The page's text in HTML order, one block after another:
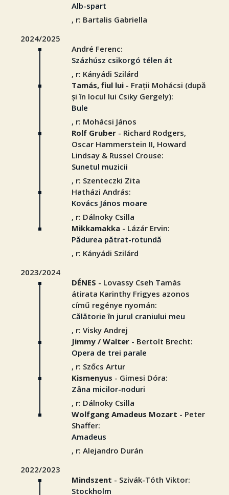
Alb-spart
, r: Bartalis Gabriella
2024/2025
André Ferenc:
Százhúsz csikorgó télen át
, r: Kányádi Szilárd
Tamás, fiul lui - Frații Mohácsi (după
și în locul lui Csiky Gergely):
Bule
, r: Mohácsi János
Rolf Gruber - Richard Rodgers,
Oscar Hammerstein II, Howard
Lindsay & Russel Crouse:
Sunetul muzicii
, r: Szenteczki Zita
Hatházi András:
Kovács János moare
, r: Dálnoky Csilla
Mikkamakka - Lázár Ervin:
Pădurea pătrat-rotundă
, r: Kányádi Szilárd
2023/2024
DÉNES - Lovassy Cseh Tamás
átirata Karinthy Frigyes azonos
című regénye nyomán:
Călătorie în jurul craniului meu
, r: Visky Andrej
Jimmy / Walter - Bertolt Brecht:
Opera de trei parale
, r: Szőcs Artur
Kismenyus - Gimesi Dóra:
Zâna micilor-noduri
, r: Dálnoky Csilla
Wolfgang Amadeus Mozart - Peter
Shaffer:
Amadeus
, r: Alejandro Durán
2022/2023
Mindszent - Szivák-Tóth Viktor:
Stockholm